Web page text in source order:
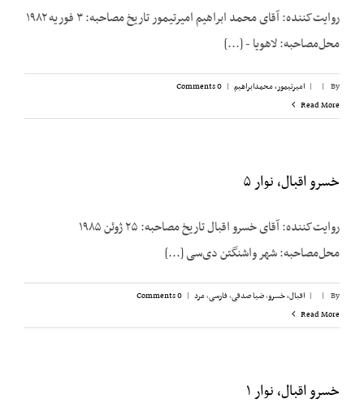
روایت‌کننده: آقای محمد ابراهیم امیرتیمور تاریخ مصاحبه: ۳ فوریه ۱۹۸۲
محل‌مصاحبه: لاهویا - [...]
By
|
| امیرتیمور، محمدابراهیم |
0 Comments
Read More
خسرو اقبال، نوار ۵
روایت‌کننده: آقای خسرو اقبال تاریخ مصاحبه: ۲۵ ژوئن ۱۹۸۵
محل‌مصاحبه: شهر واشنگتن دی‌سی [...]
By
|
| اقبال، خسرو,ضیا صدقی,فارسی,مرد |
0 Comments
Read More
خسرو اقبال، نوار ۱